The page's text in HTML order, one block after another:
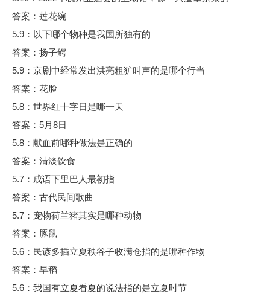
答案：莲花碗
5.9：以下哪个物种是我国所独有的
答案：扬子鳄
5.9：京剧中经常发出洪亮粗犷叫声的是哪个行当
答案：花脸
5.8：世界红十字日是哪一天
答案：5月8日
5.8：献血前哪种做法是正确的
答案：清淡饮食
5.7：成语下里巴人最初指
答案：古代民间歌曲
5.7：宠物荷兰猪其实是哪种动物
答案：豚鼠
5.6：民谚多插立夏秧谷子收满仓指的是哪种作物
答案：早稻
5.6：我国有立夏看夏的说法指的是立夏时节